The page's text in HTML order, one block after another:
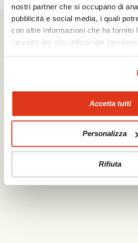
nostri partner che si occupano di
pubblicità e social media, i quali
con altre informazioni che ha fornito
raccolto dal suo utilizzo dei loro
Accetta tutti
Personalizza
Rifiuta
Mikrotour Viaggi srl
Via Segantini 7 - 38015 Lavis (TN)
P.I. 02235540222
capitale sociale 10.000€
La società Mikrotour Viaggi srl, con codice
fiscale 02235540222, ha ricevuto nel corso
pubblicati sulRNA